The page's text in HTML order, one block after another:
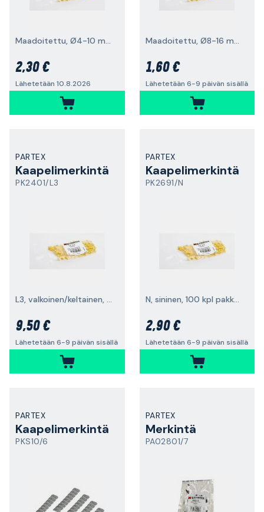
Maadoitettu, Ø4-10 mm, 100 kpl
2,30 €
Lähetetään 10.8.2026
Maadoitettu, Ø8-16 mm, 20 kpl
1,60 €
Lähetetään 6-9 päivän sisällä
PARTEX
Kaapelimerkintä
PK2401/L3
L3, valkoinen/keltainen, 100 kpl
9,50 €
Lähetetään 6-9 päivän sisällä
PARTEX
Kaapelimerkintä
PK2691/N
N, sininen, 100 kpl pakkaus
2,90 €
Lähetetään 6-9 päivän sisällä
PARTEX
Kaapelimerkintä
PKS10/6
PARTEX
Merkintä
PA02801/7